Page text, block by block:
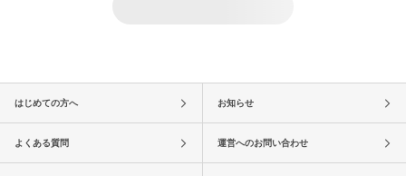
はじめての方へ お知らせ
よくある質問 運営へのお問い合わせ